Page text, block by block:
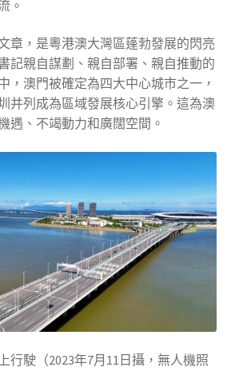
。
章，是粵港澳大灣區蓬勃發展的閃亮
記親自謀劃、親自部署、親自推動的
，澳門被確定為四大中心城市之一，
并列成為區域發展核心引擎。這為澳
遇、不竭動力和廣闊空間。
行駛（2023年7月11日攝，無人機照